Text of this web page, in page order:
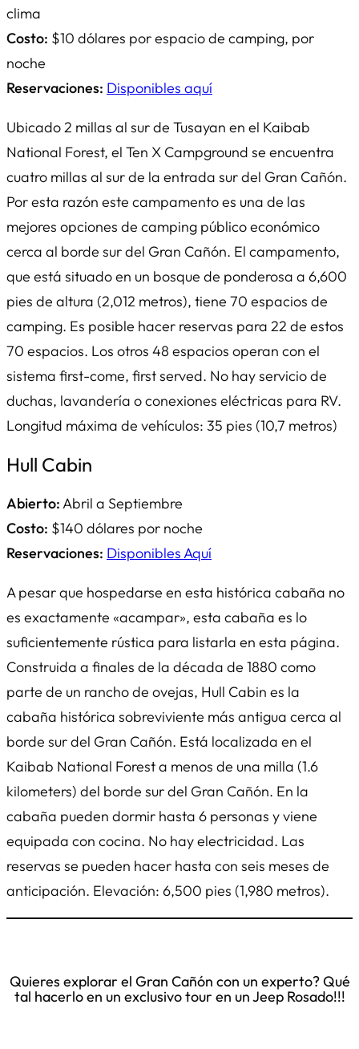
clima
Costo: $10 dólares por espacio de camping, por
noche
Reservaciones: Disponibles aquí
Ubicado 2 millas al sur de Tusayan en el Kaibab
National Forest, el Ten X Campground se encuentra
cuatro millas al sur de la entrada sur del Gran Cañón.
Por esta razón este campamento es una de las
mejores opciones de camping público económico
cerca al borde sur del Gran Cañón. El campamento,
que está situado en un bosque de ponderosa a 6,600
pies de altura (2,012 metros), tiene 70 espacios de
camping. Es posible hacer reservas para 22 de estos
70 espacios. Los otros 48 espacios operan con el
sistema first-come, first served. No hay servicio de
duchas, lavandería o conexiones eléctricas para RV.
Longitud máxima de vehículos: 35 pies (10,7 metros)
Hull Cabin
Abierto:Abril a Septiembre
Costo: $140 dólares por noche
Reservaciones: Disponibles Aquí
A pesar que hospedarse en esta histórica cabaña no
es exactamente «acampar», esta cabaña es lo
suficientemente rústica para listarla en esta página.
Construida a finales de la década de 1880 como
parte de un rancho de ovejas, Hull Cabin es la
cabaña histórica sobreviviente más antigua cerca al
borde sur del Gran Cañón. Está localizada en el
Kaibab National Forest a menos de una milla (1.6
kilometers) del borde sur del Gran Cañón. En la
cabaña pueden dormir hasta 6 personas y viene
equipada con cocina. No hay electricidad. Las
reservas se pueden hacer hasta con seis meses de
anticipación. Elevación: 6,500 pies (1,980 metros).
Quieres explorar el Gran Cañón con un experto? Qué
tal hacerlo en un exclusivo tour en un Jeep Rosado!!!